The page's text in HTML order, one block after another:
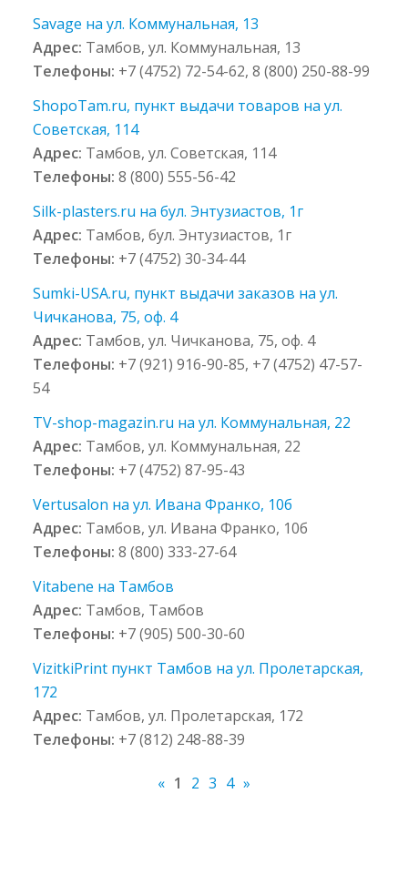
Savage на ул. Коммунальная, 13
Адрес: Тамбов, ул. Коммунальная, 13
Телефоны: +7 (4752) 72-54-62, 8 (800) 250-88-99
ShopoTam.ru, пункт выдачи товаров на ул.
Советская, 114
Адрес: Тамбов, ул. Советская, 114
Телефоны:8 (800) 555-56-42
Silk-plasters.ru на бул. Энтузиастов, 1г
Адрес: Тамбов, бул. Энтузиастов, 1г
Телефоны: +7 (4752) 30-34-44
Sumki-USA.ru, пункт выдачи заказов на ул.
Чичканова, 75, оф. 4
Адрес: Тамбов, ул. Чичканова, 75, оф. 4
Телефоны: +7 (921) 916-90-85, +7 (4752) 47-57-
54
TV-shop-magazin.ru на ул. Коммунальная, 22
Адрес: Тамбов, ул. Коммунальная, 22
Телефоны: +7 (4752) 87-95-43
Vertusalon на ул. Ивана Франко, 10б
Адрес: Тамбов, ул. Ивана Франко, 10б
Телефоны:8 (800) 333-27-64
Vitabene на Тамбов
Адрес: Тамбов, Тамбов
Телефоны: +7 (905) 500-30-60
VizitkiPrint пункт Тамбов на ул. Пролетарская,
172
Адрес: Тамбов, ул. Пролетарская, 172
Телефоны: +7 (812) 248-88-39
« 1 2 3 4 »